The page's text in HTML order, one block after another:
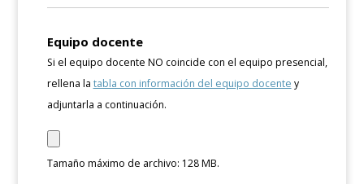
Equipo docente
Si el equipo docente NO coincide con el equipo presencial,
rellena la tabla con información del equipo docente y
adjuntarla a continuación.
Tamaño máximo de archivo: 128 MB.